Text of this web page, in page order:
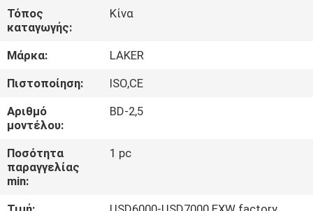
ΜΕ
ΕΜΆΣ
ΓΎΡΟΣ
ΕΡΓΟΣΤΑΣΊΩΝ
ΠΟΙΟΤΙΚΌΣ
ΈΛΕΓΧΟΣ
Τόπος
καταγωγής:
Κίνα
Μάρκα:
LAKER
Πιστοποίηση:
ISO,CE
Αριθμό
μοντέλου:
BD-2,5
Ποσότητα
παραγγελίας
min:
1 pc